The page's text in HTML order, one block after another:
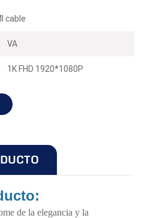
cable
VA
1K FHD 1920*1080P
de la elegancia y la